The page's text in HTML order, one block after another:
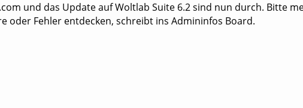
und das Update auf Woltlab Suite 6.2 sind nun durch. Bitte
oder Fehler entdecken, schreibt ins Admininfos Board.